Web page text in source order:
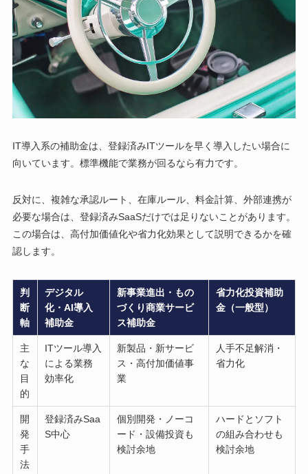
IT導入系の補助金は、登録済みITツールを早く導入したい場合に
向いています。標準機能で業務が回るなら有力です。
反対に、複雑な承認ルート、在庫ルール、料金計算、外部連携が
必要な場合は、登録済みSaaSだけでは足りないことがあります。
この場合は、高付加価値化や省力化効果として説明できるかを確
認します。
判
断
軸
デジタル
化・AI導入
補助金
新事業進出・もの
づくり商業サービ
ス補助金
省力化投資補助
金（一般型）
主
な
目
的
ITツール導入
による業務
効率化
新製品・新サービ
ス・高付加価値事
業
人手不足解消・
省力化
開
発
手
法
登録済みSaa
S中心
個別開発・ノーコ
ード・設備投資も
検討余地
ハードとソフト
の組み合わせも
検討余地